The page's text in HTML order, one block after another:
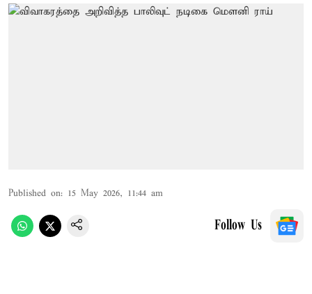
Published on: 15 May 2026, 11:44 am
Follow Us